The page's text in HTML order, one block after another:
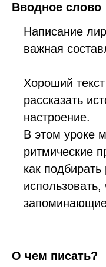
Вводное слово
Написание
важная
Хороший
рассказать
настроение.
В этом уроке
ритмические
как
О чем писать?